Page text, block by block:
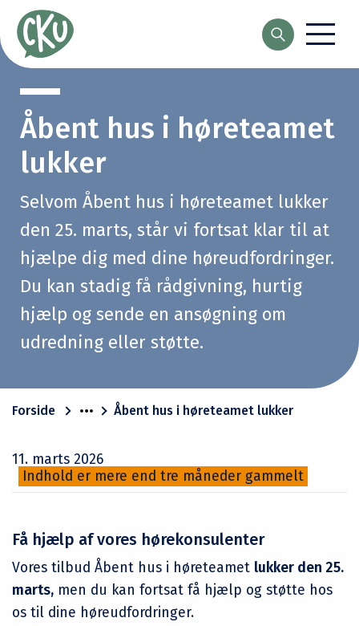
Søg
Åbent hus i høreteamet
lukker
Selvom Åbent hus i høreteamet lukker
den 25. marts, står vi fortsat klar til at
hjælpe dig med dine høreudfordringer.
Du kan stadig få rådgivning, hurtig
hjælp og sende en ansøgning om
udredning eller støtte.
Forside Åbent hus i høreteamet lukker
11. marts 2026
Indhold er mere end tre måneder gammelt
Få hjælp af vores hørekonsulenter
Vores tilbud Åbent hus i høreteamet lukker den 25.
marts, men du kan fortsat få hjælp og støtte hos
os til dine høreudfordringer.